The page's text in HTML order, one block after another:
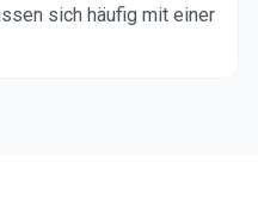
sich häufig mit einer